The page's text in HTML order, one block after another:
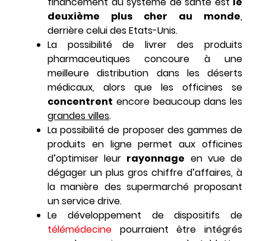
deuxième plus cher au monde,
derrière celui des Etats-Unis.
La possibilité de livrer des produits
pharmaceutiques concoure à une
meilleure distribution dans les déserts
médicaux, alors que les officines se
concentrent encore beaucoup dans les
grandes villes.
La possibilité de proposer des gammes de
produits en ligne permet aux officines
d’optimiser leur rayonnage en vue de
dégager un plus gros chiffre d’affaires, à
la manière des supermarché proposant
un service drive.
Le développement de dispositifs de
télémédecine pourraient être intégrés